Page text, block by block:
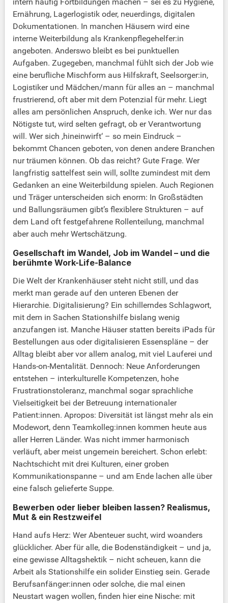
Ernährung, Lagerlogistik oder, neuerdings, digitalen
Dokumentationen. In manchen Häusern wird eine
interne Weiterbildung als Krankenpflegehelfer:in
angeboten. Anderswo bleibt es bei punktuellen
Aufgaben. Zugegeben, manchmal fühlt sich der Job wie
eine berufliche Mischform aus Hilfskraft, Seelsorger:in,
Logistiker und Mädchen/mann für alles an – manchmal
frustrierend, oft aber mit dem Potenzial für mehr. Liegt
alles am persönlichen Anspruch, denke ich. Wer nur das
Nötigste tut, wird selten gefragt, ob er Verantwortung
will. Wer sich ,hineinwirft‘ – so mein Eindruck –
bekommt Chancen geboten, von denen andere Branchen
nur träumen können. Ob das reicht? Gute Frage. Wer
langfristig sattelfest sein will, sollte zumindest mit dem
Gedanken an eine Weiterbildung spielen. Auch Regionen
und Träger unterscheiden sich enorm: In Großstädten
und Ballungsräumen gibt’s flexiblere Strukturen – auf
dem Land oft festgefahrene Rollenteilung, manchmal
aber auch mehr Wertschätzung.
Gesellschaft im Wandel, Job im Wandel – und die
berühmte Work-Life-Balance
Die Welt der Krankenhäuser steht nicht still, und das
merkt man gerade auf den unteren Ebenen der
Hierarchie. Digitalisierung? Ein schillerndes Schlagwort,
mit dem in Sachen Stationshilfe bislang wenig
anzufangen ist. Manche Häuser statten bereits iPads für
Bestellungen aus oder digitalisieren Essenspläne – der
Alltag bleibt aber vor allem analog, mit viel Lauferei und
Hands-on-Mentalität. Dennoch: Neue Anforderungen
entstehen – interkulturelle Kompetenzen, hohe
Frustrationstoleranz, manchmal sogar sprachliche
Vielseitigkeit bei der Betreuung internationaler
Patient:innen. Apropos: Diversität ist längst mehr als ein
Modewort, denn Teamkolleg:innen kommen heute aus
aller Herren Länder. Was nicht immer harmonisch
verläuft, aber meist ungemein bereichert. Schon erlebt:
Nachtschicht mit drei Kulturen, einer groben
Kommunikationspanne – und am Ende lachen alle über
eine falsch gelieferte Suppe.
Bewerben oder lieber bleiben lassen? Realismus,
Mut & ein Restzweifel
Hand aufs Herz: Wer Abenteuer sucht, wird woanders
glücklicher. Aber für alle, die Bodenständigkeit – und ja,
eine gewisse Alltagshektik – nicht scheuen, kann die
Arbeit als Stationshilfe ein solider Einstieg sein. Gerade
Berufsanfänger:innen oder solche, die mal einen
Neustart wagen wollen, finden hier eine Nische: mit